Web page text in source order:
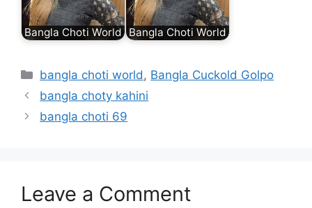
Bangla Choti World Bangla Choti World
Categories
bangla choti world, Bangla Cuckold Golpo
bangla choty kahini
bangla choti 69
Leave a Comment